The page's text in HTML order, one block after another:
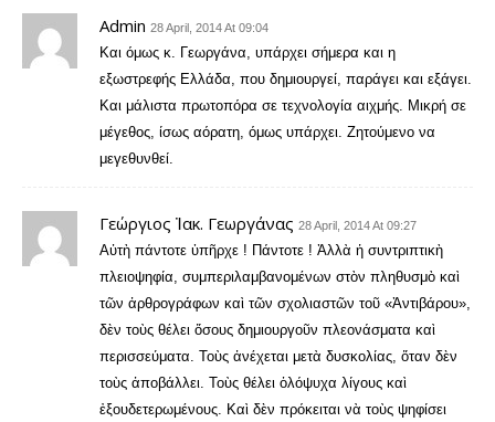
Admin 28 April, 2014 At 09:04
Και όμως κ. Γεωργάνα, υπάρχει σήμερα και η
εξωστρεφής Ελλάδα, που δημιουργεί, παράγει και εξάγει.
Και μάλιστα πρωτοπόρα σε τεχνολογία αιχμής. Μικρή σε
μέγεθος, ίσως αόρατη, όμως υπάρχει. Ζητούμενο να
μεγεθυνθεί.
Γεώργιος Ἰακ. Γεωργάνας 28 April, 2014 At 09:27
Αὐτὴ πάντοτε ὑπῆρχε ! Πάντοτε ! Ἀλλὰ ἡ συντριπτικὴ
πλειοψηφία, συμπεριλαμβανομένων στὸν πληθυσμὸ καὶ
τῶν ἀρθρογράφων καὶ τῶν σχολιαστῶν τοῦ «Ἀντιβάρου»,
δὲν τοὺς θέλει ὅσους δημιουργοῦν πλεονάσματα καὶ
περισσεύματα. Τοὺς ἀνέχεται μετὰ δυσκολίας, ὅταν δὲν
τοὺς ἀποβάλλει. Τοὺς θέλει ὁλόψυχα λίγους καὶ
ἐξουδετερωμένους. Καὶ δὲν πρόκειται νὰ τοὺς ψηφίσει